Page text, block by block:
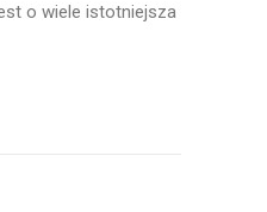
o wiele istotniejsza